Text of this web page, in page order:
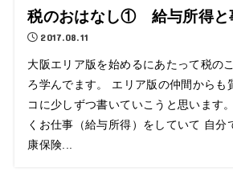
税のおはなし① 給与所得と
2017.08.11
大阪エリア版を始めるにあたって税の
ろ学んでます。 エリア版の仲間からも
コに少しずつ書いていこうと思います
くお仕事（給与所得）をしていて 自分
康保険...